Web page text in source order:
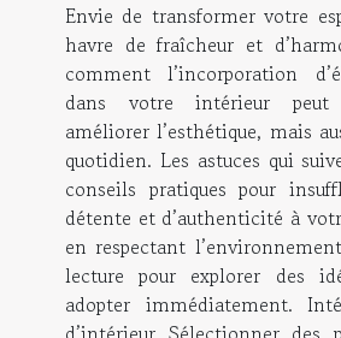
Envie de transformer votre
havre de fraîcheur et
comment l’incorporation
dans votre intérieur peut
améliorer l’esthétique, mais
quotidien. Les astuces qui
conseils pratiques pour
détente et d’authenticité à
en respectant
lecture pour explorer des
adopter immédiatement.